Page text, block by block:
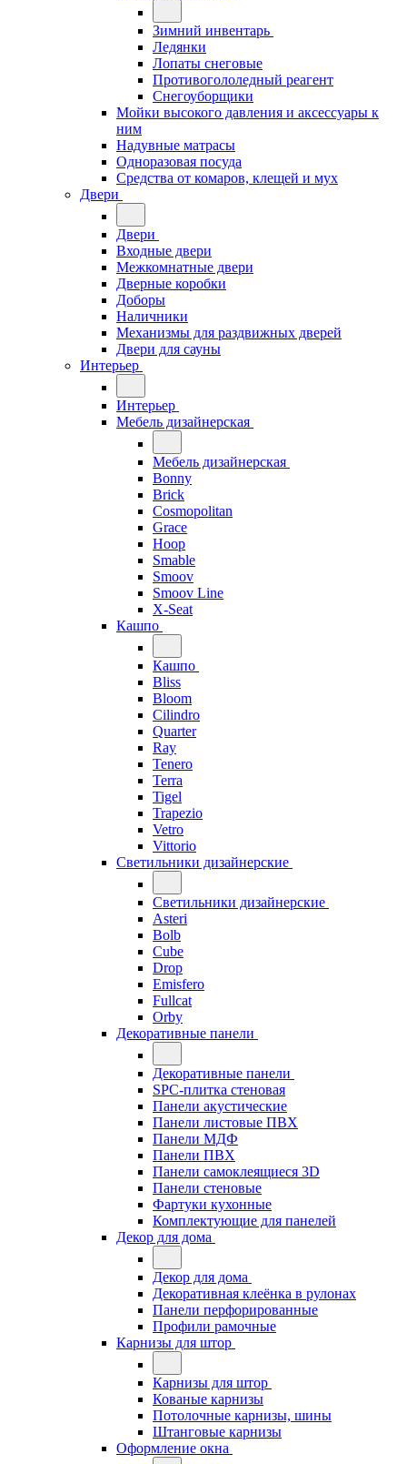
Зимний инвентарь
Ледянки
Лопаты снеговые
Противогололедный реагент
Снегоуборщики
Мойки высокого давления и аксессуары к
ним
Надувные матрасы
Одноразовая посуда
Средства от комаров, клещей и мух
Двери
Двери
Входные двери
Межкомнатные двери
Дверные коробки
Доборы
Наличники
Механизмы для раздвижных дверей
Двери для сауны
Интерьер
Интерьер
Мебель дизайнерская
Мебель дизайнерская
Bonny
Brick
Cosmopolitan
Grace
Hoop
Smable
Smoov
Smoov Line
X-Seat
Кашпо
Кашпо
Bliss
Bloom
Cilindro
Quarter
Ray
Tenero
Terra
Tigel
Trapezio
Vetro
Vittorio
Светильники дизайнерские
Светильники дизайнерские
Asteri
Bolb
Cube
Drop
Emisfero
Fullcat
Orby
Декоративные панели
Декоративные панели
SPC-плитка стеновая
Панели акустические
Панели листовые ПВХ
Панели МДФ
Панели ПВХ
Панели самоклеящиеся 3D
Панели стеновые
Фартуки кухонные
Комплектующие для панелей
Декор для дома
Декор для дома
Декоративная клеёнка в рулонах
Панели перфорированные
Профили рамочные
Карнизы для штор
Карнизы для штор
Кованые карнизы
Потолочные карнизы, шины
Штанговые карнизы
Оформление окна